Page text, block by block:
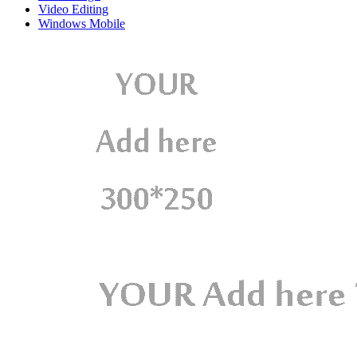
Video Editing
Windows Mobile